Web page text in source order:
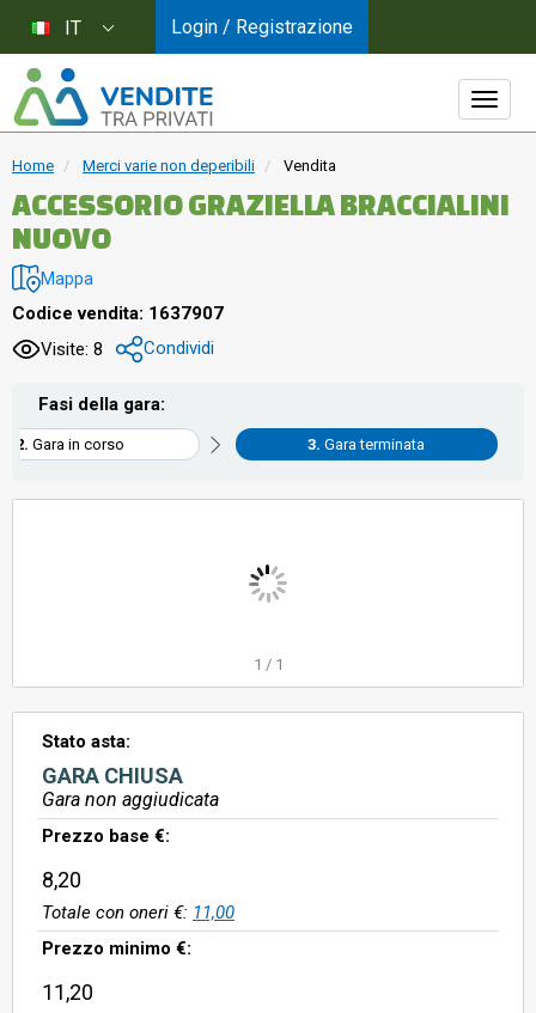
Home Merci varie non deperibili Vendita
ACCESSORIO GRAZIELLA BRACCIALINI
NUOVO
Mappa
Codice vendita: 1637907
Visite: 8
Condividi
Fasi della gara:
Gara in corso Gara terminata
1 / 1
Stato asta:
GARA CHIUSA
Gara non aggiudicata
Prezzo base €:
8,20
Totale con oneri €: 11,00
Prezzo minimo €:
11,20
IT Login / Registrazione